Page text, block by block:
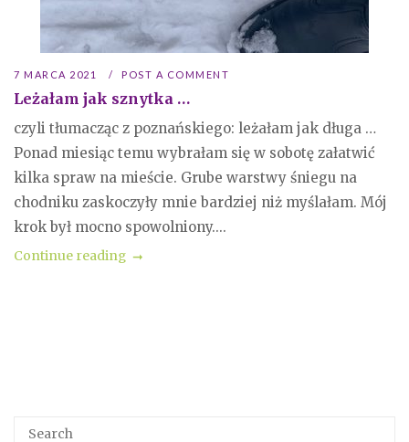
7 MARCA 2021 POST A COMMENT
Leżałam jak sznytka …
czyli tłumacząc z poznańskiego: leżałam jak długa …
Ponad miesiąc temu wybrałam się w sobotę załatwić
kilka spraw na mieście. Grube warstwy śniegu na
chodniku zaskoczyły mnie bardziej niż myślałam. Mój
krok był mocno spowolniony....
Continue reading